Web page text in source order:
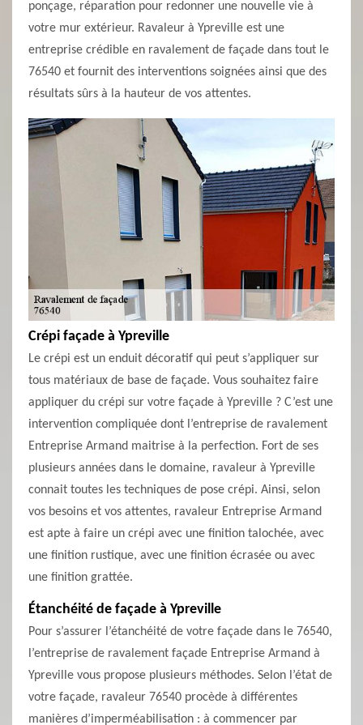
ponçage, réparation pour redonner une nouvelle vie à
votre mur extérieur. Ravaleur à Ypreville est une
entreprise crédible en ravalement de façade dans tout le
76540 et fournit des interventions soignées ainsi que des
résultats sûrs à la hauteur de vos attentes.
Crépi façade à Ypreville
Le crépi est un enduit décoratif qui peut s’appliquer sur
tous matériaux de base de façade. Vous souhaitez faire
appliquer du crépi sur votre façade à Ypreville ? C’est une
intervention compliquée dont l’entreprise de ravalement
Entreprise Armand maitrise à la perfection. Fort de ses
plusieurs années dans le domaine, ravaleur à Ypreville
connait toutes les techniques de pose crépi. Ainsi, selon
vos besoins et vos attentes, ravaleur Entreprise Armand
est apte à faire un crépi avec une finition talochée, avec
une finition rustique, avec une finition écrasée ou avec
une finition grattée.
Étanchéité de façade à Ypreville
Pour s’assurer l’étanchéité de votre façade dans le 76540,
l’entreprise de ravalement façade Entreprise Armand à
Ypreville vous propose plusieurs méthodes. Selon l’état de
votre façade, ravaleur 76540 procède à différentes
manières d’imperméabilisation : à commencer par